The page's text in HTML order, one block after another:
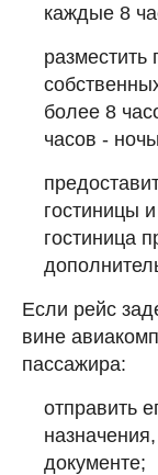
каждые 8
разместить
более 8
часов -
гостиницы
гостиница
Если рейс
вине
пассажира:
отправить
документе;